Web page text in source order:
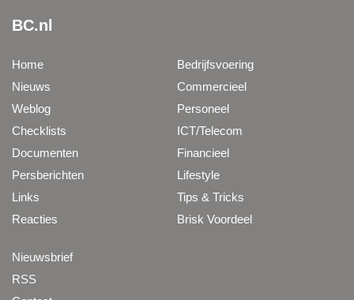
BC.nl
Home
Nieuws
Weblog
Checklists
Documenten
Persberichten
Links
Reacties
Bedrijfsvoering
Commercieel
Personeel
ICT/Telecom
Financieel
Lifestyle
Tips & Tricks
Brisk Voordeel
Nieuwsbrief
RSS